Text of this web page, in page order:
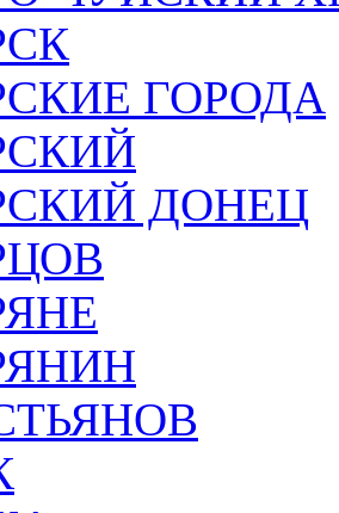
ГОРОДА
ДОНЕЦ